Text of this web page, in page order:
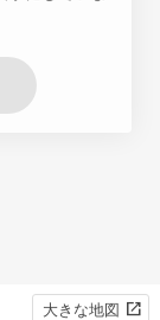
大きな地図